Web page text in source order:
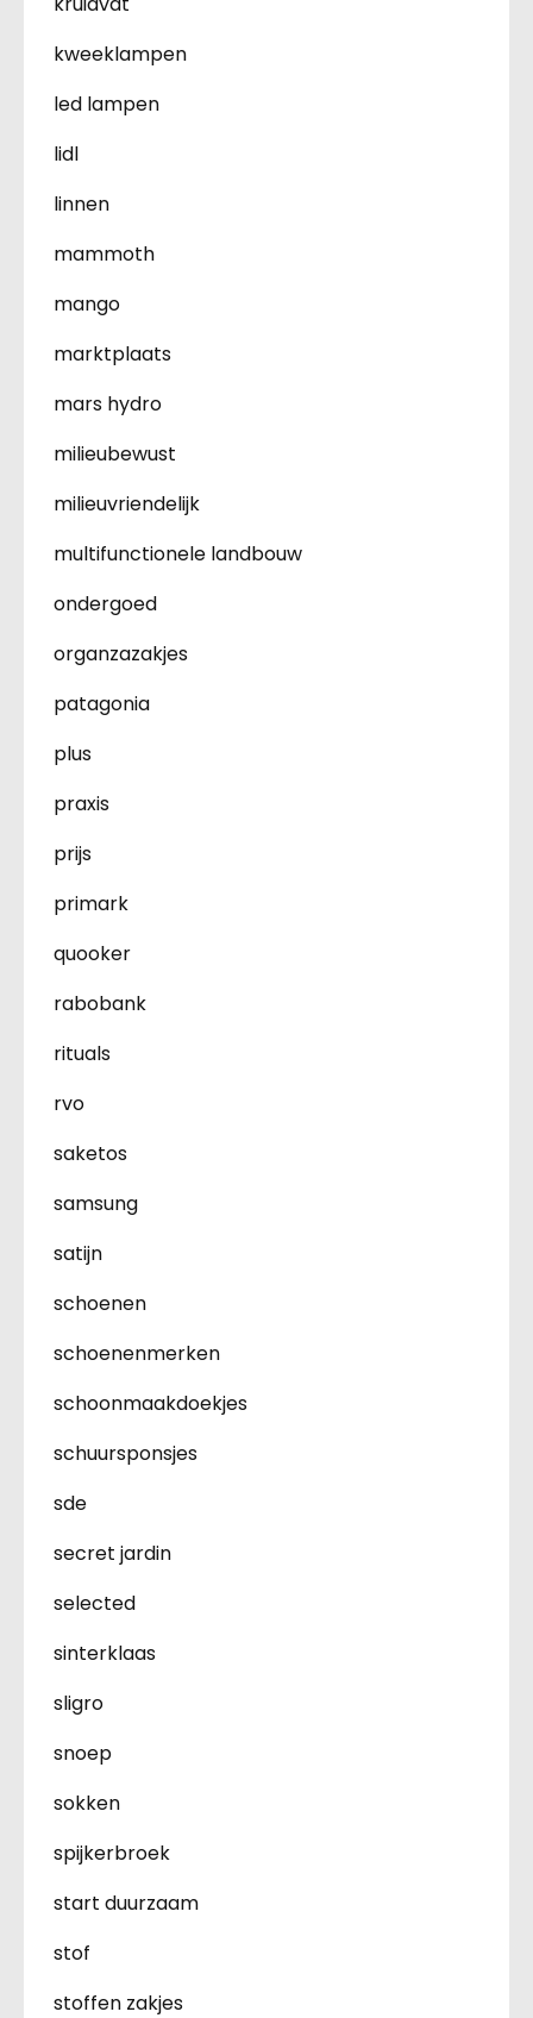
kweeklampen
led lampen
lidl
linnen
mammoth
mango
marktplaats
mars hydro
milieubewust
milieuvriendelijk
multifunctionele landbouw
ondergoed
organzazakjes
patagonia
plus
praxis
prijs
primark
quooker
rabobank
rituals
rvo
saketos
samsung
satijn
schoenen
schoenenmerken
schoonmaakdoekjes
schuursponsjes
sde
secret jardin
selected
sinterklaas
sligro
snoep
sokken
spijkerbroek
start duurzaam
stof
stoffen zakjes